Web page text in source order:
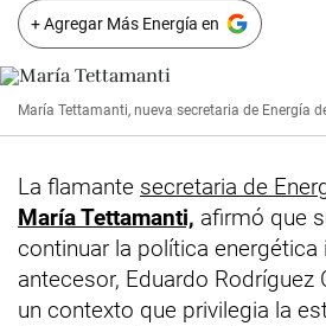
+ Agregar Más Energía en
María Tettamanti, nueva secretaria de Energía
La flamante secretaria de
María Tettamanti, afirmó que
continuar la política energética
antecesor, Eduardo Rodríguez
un contexto que privilegia la